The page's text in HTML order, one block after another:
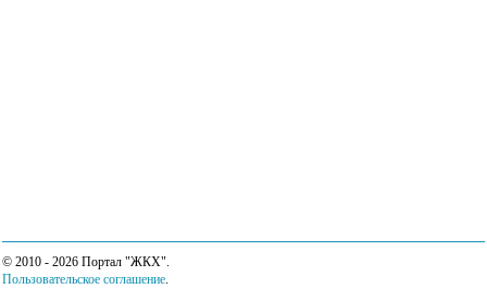
© 2010 - 2026 Портал "ЖКХ".
Пользовательское соглашение.